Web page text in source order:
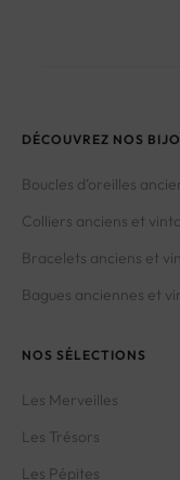
DÉCOUVREZ NOS
Boucles d’oreilles
Colliers anciens et
Bracelets anciens et
Bagues anciennes et
NOS SÉLECTIONS
Les Merveilles
Les Trésors
Les Pépites